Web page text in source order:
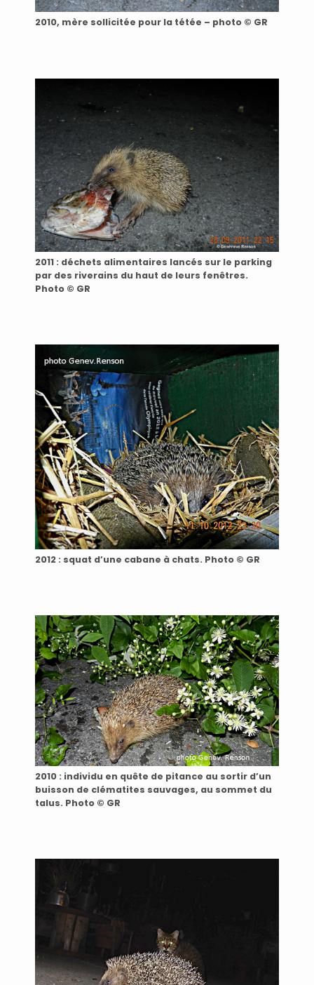
2010, mère sollicitée pour la tétée – photo © GR
2011 : déchets alimentaires lancés sur le parking
par des riverains du haut de leurs fenêtres.
Photo © GR
2012 : squat d’une cabane à chats. Photo © GR
2010 : individu en quête de pitance au sortir d’un
buisson de clématites sauvages, au sommet du
talus. Photo © GR